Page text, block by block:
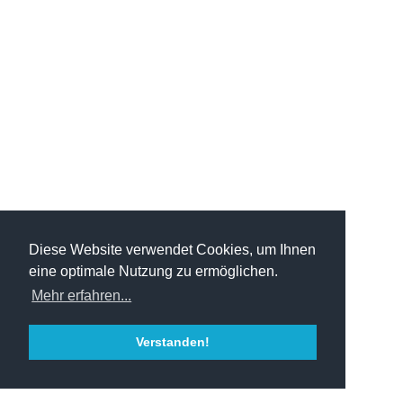
Diese Website verwendet Cookies, um Ihnen
eine optimale Nutzung zu ermöglichen.
Mehr erfahren...
Verstanden!